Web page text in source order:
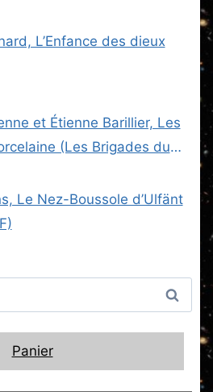
L’Enfance des dieux
et Étienne Barillier, Les
(Les Brigades du
Le Nez-Boussole d’Ulfänt
Panier